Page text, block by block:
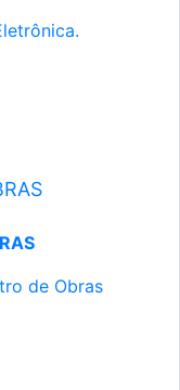
de Obras